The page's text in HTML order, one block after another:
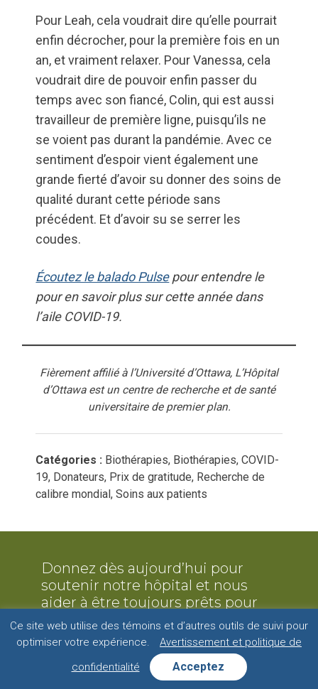
Pour Leah, cela voudrait dire qu’elle pourrait
enfin décrocher, pour la première fois en un
an, et vraiment relaxer. Pour Vanessa, cela
voudrait dire de pouvoir enfin passer du
temps avec son fiancé, Colin, qui est aussi
travailleur de première ligne, puisqu’ils ne
se voient pas durant la pandémie. Avec ce
sentiment d’espoir vient également une
grande fierté d’avoir su donner des soins de
qualité durant cette période sans
précédent. Et d’avoir su se serrer les
coudes.
Écoutez le balado Pulsepour entendre le
pour en savoir plus sur cette année dans
l’aile COVID-19.
Fièrement affilié à l’Université d’Ottawa, L’Hôpital
d’Ottawa est un centre de recherche et de santé
universitaire de premier plan.
Catégories : Biothérapies, Biothérapies, COVID-
19, Donateurs, Prix de gratitude, Recherche de
calibre mondial, Soins aux patients
Donnez dès aujourd’hui pour
soutenir notre hôpital et nous
aider à être toujours prêts pour
les cas les plus complexes.
Donner
Ce site web utilise des témoins et d’autres outils de suivi pour
optimiser votre expérience.
Avertissement et politique de
confidentialité
Acceptez